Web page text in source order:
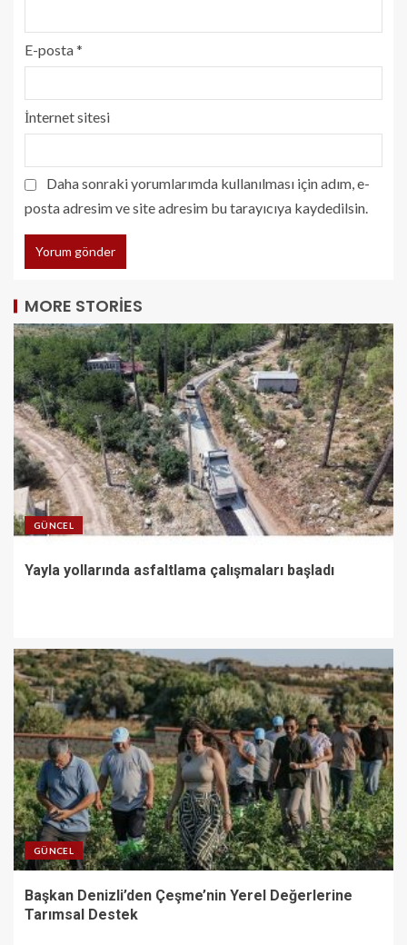
E-posta*
İnternet sitesi
Daha sonraki yorumlarımda kullanılması için adım, e-
posta adresim ve site adresim bu tarayıcıya kaydedilsin.
MORE STORIES
GÜNCEL
Yayla yollarında asfaltlama çalışmaları başladı
GÜNCEL
Başkan Denizli’den Çeşme’nin Yerel Değerlerine
Tarımsal Destek